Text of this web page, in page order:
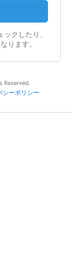
クしたり、
ります。
Reserved.
シーポリシー